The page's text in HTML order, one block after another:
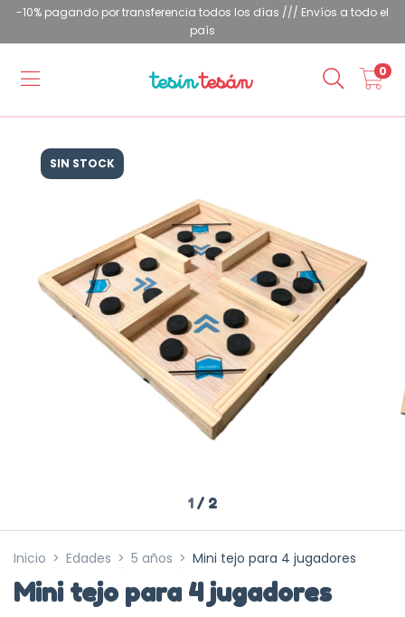
-10% pagando por transferencia todos los días /// Envíos a todo el
país
0
SIN STOCK
1 / 2
Inicio > Edades > 5 años > Mini tejo para 4 jugadores
Mini tejo para 4 jugadores